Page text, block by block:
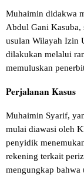
Muhaimin didakwa
Abdul Gani Kasuba,
usulan Wilayah Izin
dilakukan melalui
memuluskan
Perjalanan Kasus
Muhaimin Syarif,
mulai diawasi oleh
penyidik
rekening terkait
mengungkap bahwa